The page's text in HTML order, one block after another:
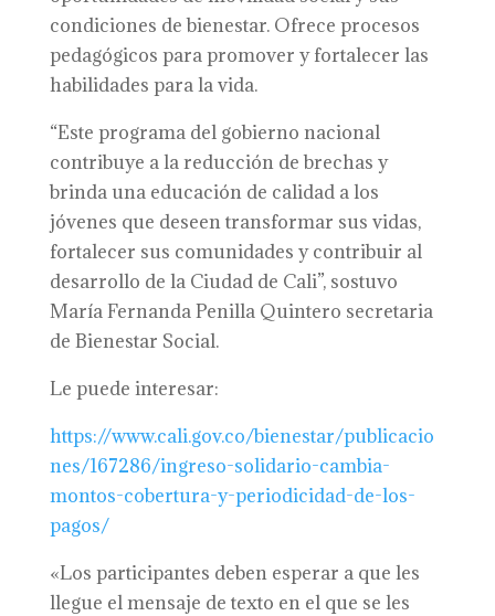
condiciones de bienestar. Ofrece procesos
pedagógicos para promover y fortalecer las
habilidades para la vida.
“Este programa del gobierno nacional
contribuye a la reducción de brechas y
brinda una educación de calidad a los
jóvenes que deseen transformar sus vidas,
fortalecer sus comunidades y contribuir al
desarrollo de la Ciudad de Cali”, sostuvo
María Fernanda Penilla Quintero secretaria
de Bienestar Social.
Le puede interesar:
https://www.cali.gov.co/bienestar/publicacio
nes/167286/ingreso-solidario-cambia-
montos-cobertura-y-periodicidad-de-los-
pagos/
«Los participantes deben esperar a que les
llegue el mensaje de texto en el que se les